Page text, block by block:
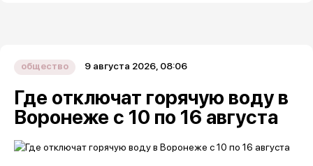
общество 9 августа 2026, 08:06
Где отключат горячую воду в
Воронеже с 10 по 16 августа